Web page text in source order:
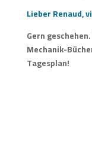
Lieber Renaud,
Gern
Mechanik-
Tagesplan!